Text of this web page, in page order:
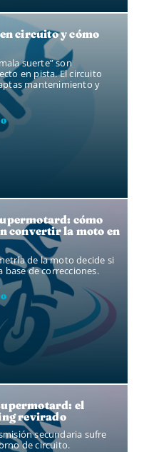
circuito y cómo
suerte” son
en pista. El circuito
mantenimiento y
cómo
convertir la moto en
de la moto decide si
base de correcciones.
el
revirado
secundaria sufre
de circuito.